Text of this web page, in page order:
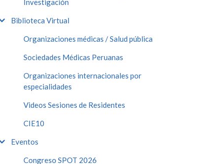
Investigación
Biblioteca Virtual
Organizaciones médicas / Salud pública
Sociedades Médicas Peruanas
Organizaciones internacionales por
especialidades
Videos Sesiones de Residentes
CIE10
Eventos
Congreso SPOT 2026